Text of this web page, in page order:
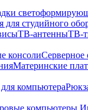
студийного
ТВ-антенныТВ-
консолиСерверное
Материнские
компьютера
компьютеры